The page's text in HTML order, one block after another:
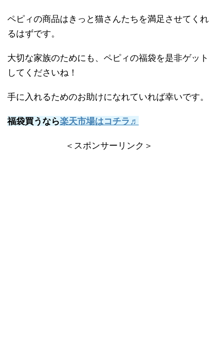
ペピィの商品はきっと猫さんたちを満足させてくれ
るはずです。
大切な家族のためにも、ペピィの福袋を是非ゲット
してくださいね！
手に入れるためのお助けになれていれば幸いです。
福袋買うなら楽天市場はコチラ♬
＜スポンサーリンク＞